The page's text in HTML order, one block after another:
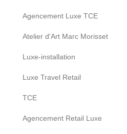
Agencement Luxe TCE
Atelier d'Art Marc Morisset
Luxe-installation
Luxe Travel Retail
TCE
Agencement Retail Luxe